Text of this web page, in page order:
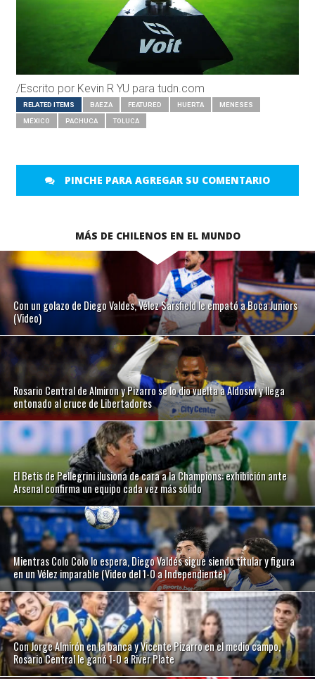
/Escrito por Kevin R YU para tudn.com
RELATED ITEMS BAEZA FEATURED HUERTA MENESES
MÉXICO PACHUCA TOLUCA
PINCHE PARA AGREGAR SU COMENTARIO
MÁS DE CHILENOS EN EL MUNDO
Con un golazo de Diego Valdes, Vélez Sarsfield le empató a Boca Juniors
(Video)
Rosario Central de Almiron y Pizarro se lo dio vuelta a Aldosivi y llega
entonado al cruce de Libertadores
El Betis de Pellegrini ilusiona de cara a la Champions: exhibición ante
Arsenal confirma un equipo cada vez más sólido
Mientras Colo Colo lo espera, Diego Valdés sigue siendo titular y figura
en un Vélez imparable (Video del 1-0 a Independiente)
Con Jorge Almirón en la banca y Vicente Pizarro en el medio campo,
Rosario Central le ganó 1-0 a River Plate